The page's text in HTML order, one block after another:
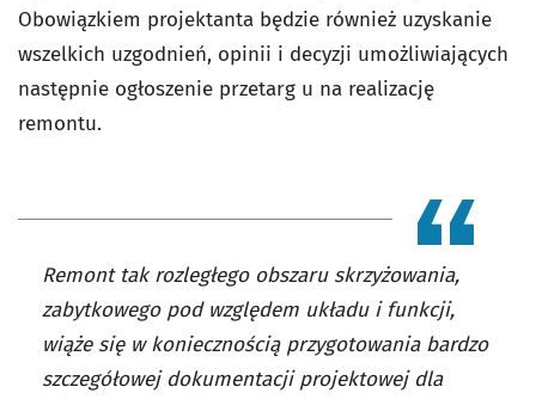
Obowiązkiem projektanta będzie również uzyskanie
wszelkich uzgodnień, opinii i decyzji umożliwiających
następnie ogłoszenie przetarg u na realizację
remontu.
Remont tak rozległego obszaru skrzyżowania,
zabytkowego pod względem układu i funkcji,
wiąże się w koniecznością przygotowania bardzo
szczegółowej dokumentacji projektowej dla